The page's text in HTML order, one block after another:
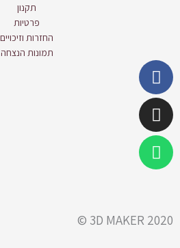
תקנון
פרטיות
החזרות וזיכויים
תמונות הנצחה
Facebook
Instagram
Whatsapp
3D MAKER 2020 ©